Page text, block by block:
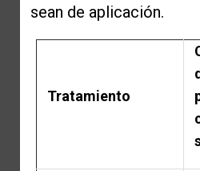
sean de aplicación.
Tratamiento